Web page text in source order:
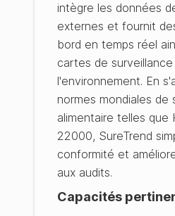
intègre les données
externes et fournit
bord en temps réel
cartes de
l'environnement. En
normes mondiales de
alimentaire telles que
22000, SureTrend
conformité et
aux audits.
Capacités